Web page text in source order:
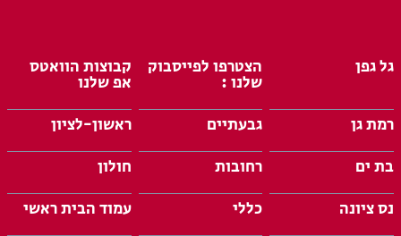
גל גפן הצטרפו לפייסבוק
שלנו :
קבוצות הוואטס
אפ שלנו
רמת גן
גבעתיים
ראשון-לציון
בת ים
רחובות
חולון
נס ציונה
כללי עמוד הבית ראשי